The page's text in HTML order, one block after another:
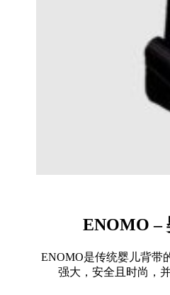
ENOMO –
ENOMO是传统婴儿背带
强大，安全且时尚，